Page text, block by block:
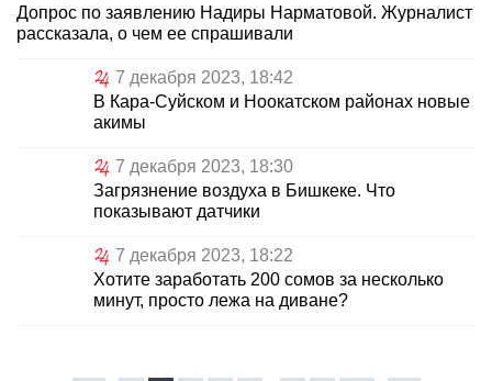
Допрос по заявлению Надиры Нарматовой. Журналист
рассказала, о чем ее спрашивали
7 декабря 2023, 18:42
В Кара-Суйском и Ноокатском районах новые
акимы
7 декабря 2023, 18:30
Загрязнение воздуха в Бишкеке. Что
показывают датчики
7 декабря 2023, 18:22
Хотите заработать 200 сомов за несколько
минут, просто лежа на диване?